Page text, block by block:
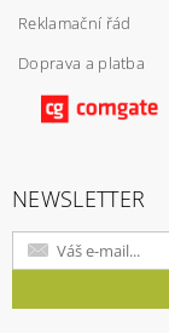
Reklamační řád
Doprava a platba
NEWSLETTER